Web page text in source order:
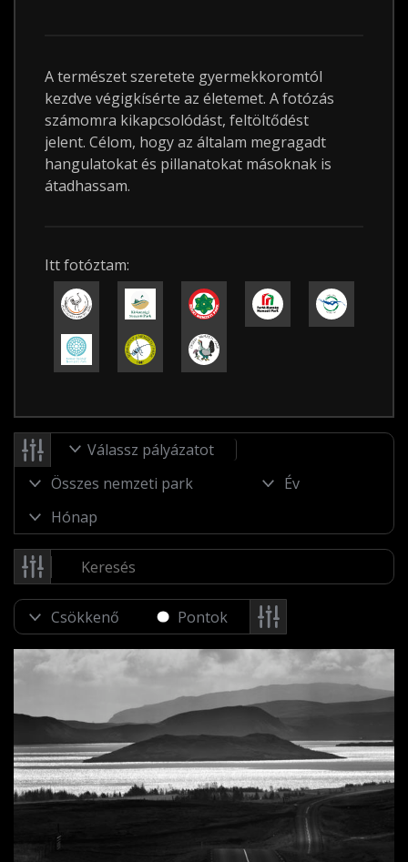
A természet szeretete gyermekkoromtól
kezdve végigkísérte az életemet. A fotózás
számomra kikapcsolódást, feltöltődést
jelent. Célom, hogy az általam megragadt
hangulatokat és pillanatokat másoknak is
átadhassam.
Itt fotóztam:
Válassz pályázatot
Pontok